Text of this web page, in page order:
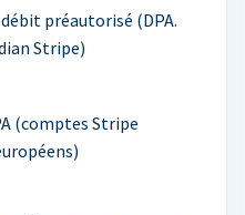
préautorisé (DPA.
Stripe)
(comptes Stripe